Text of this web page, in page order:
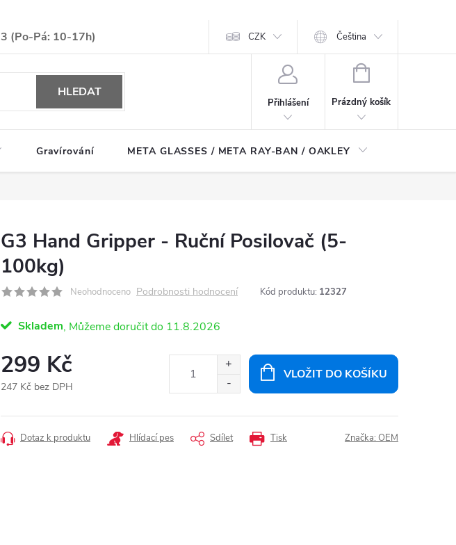
CZK Čeština
HLEDAT
Přihlášení
NÁKUPNÍ
Prázdný košík
Gravírování META GLASSES / META RAY-BAN / OAKLEY
G3 Hand Gripper - Ruční Posilovač (5-
100kg)
Neohodnoceno Podrobnosti hodnocení Kód produktu: 12327
Skladem 11.8.2026
299 Kč
247 Kč bez DPH
cena:
VLOŽIT DO KOŠÍKU
Tisk
Dotaz k produktu Hlídací pes Sdílet Značka: OEM